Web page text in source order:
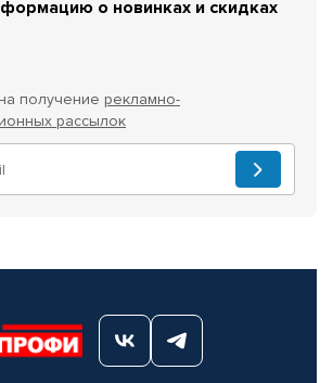
о новинках и скидках
получение рекламно-
рассылок